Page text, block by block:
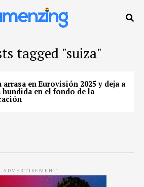
tagged "suiza"
arrasa en Eurovisión 2025 y deja a
hundida en el fondo de la
ADVERTISEMENT